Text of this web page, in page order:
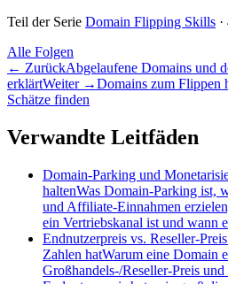
Teil der Serie Domain Flipping Skills ·
Alle Folgen
← ZurückAbgelaufene Domains und
erklärtWeiter→Domains zum Flippen
Schätze finden
Verwandte Leitfäden
Domain-Parking und
haltenWas Domain-Parking ist,
und Affiliate-Einnahmen
ein Vertriebskanal ist und wann
Endnutzerpreis vs. Reseller-
Zahlen hatWarum eine Domain
Großhandels-/Reseller-Preis